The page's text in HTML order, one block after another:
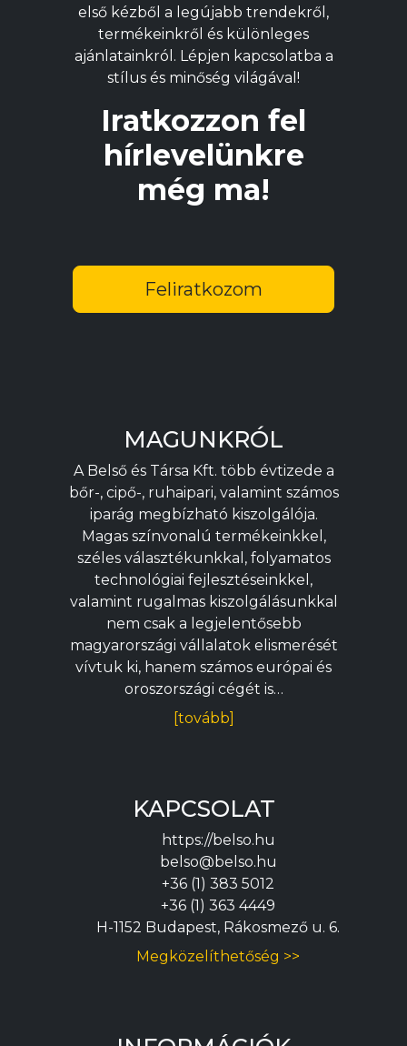
első kézből a legújabb trendekről,
termékeinkről és különleges
ajánlatainkról. Lépjen kapcsolatba a
stílus és minőség világával!
Iratkozzon fel
hírlevelünkre
még ma!
Feliratkozom
MAGUNKRÓL
A Belső és Társa Kft. több évtizede a
bőr-, cipő-, ruhaipari, valamint számos
iparág megbízható kiszolgálója.
Magas színvonalú termékeinkkel,
széles választékunkkal, folyamatos
technológiai fejlesztéseinkkel,
valamint rugalmas kiszolgálásunkkal
nem csak a legjelentősebb
magyarországi vállalatok elismerését
vívtuk ki, hanem számos európai és
oroszországi cégét is…
[tovább]
KAPCSOLAT
https://belso.hu
belso@belso.hu
+36 (1) 383 5012
+36 (1) 363 4449
H-1152 Budapest, Rákosmező u. 6.
Megközelíthetőség >>